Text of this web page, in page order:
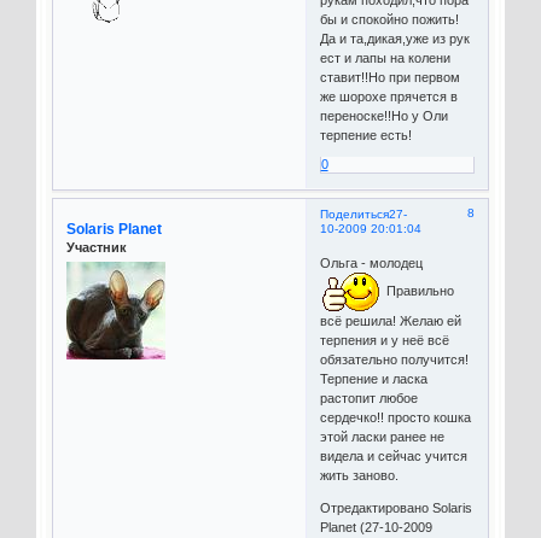
бы и спокойно пожить!
Да и та,дикая,уже из рук
ест и лапы на колени
ставит!!Но при первом
же шорохе прячется в
переноске!!Но у Оли
терпение есть!
0
Поделиться 8
27-
10-2009 20:01:04
Solaris Planet
Участник
Ольга - молодец
Правильно
всё решила! Желаю ей
терпения и у неё всё
обязательно получится!
Терпение и ласка
растопит любое
сердечко!! просто кошка
этой ласки ранее не
видела и сейчас учится
жить заново.
Отредактировано Solaris
Planet (27-10-2009